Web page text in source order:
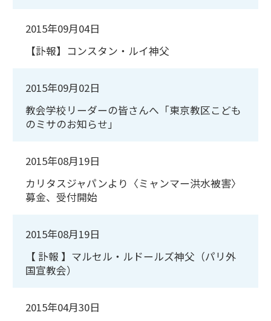
2015年09月04日
【訃報】コンスタン・ルイ神父
2015年09月02日
教会学校リーダーの皆さんへ「東京教区こども
のミサのお知らせ」
2015年08月19日
カリタスジャパンより〈ミャンマー洪水被害〉
募金、受付開始
2015年08月19日
【 訃報 】マルセル・ルドールズ神父（パリ外
国宣教会）
2015年04月30日